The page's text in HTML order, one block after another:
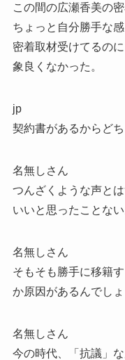
この間の広瀬香美の
ちょっと自分勝手な
密着取材受けてるの
象良くなかった。
jp
契約書があるからど
名無しさん
つんざくような声とは
いいと思ったことない
名無しさん
そもそも勝手に移籍
か原因があるんでしょ
名無しさん
今の時代、「抗議」